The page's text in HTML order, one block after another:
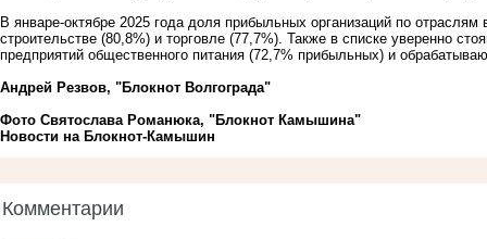
В январе-октябре 2025 года доля прибыльных организаций по
строительстве (80,8%) и торговле (77,7%). Также в списке уверенно
предприятий общественного питания (72,7% прибыльных) и
Андрей Резвов, "Блокнот Волгограда"
Фото Святослава Романюка, "Блокнот Камышина"
Новости на Блoкнoт-Камышин
Комментарии